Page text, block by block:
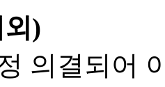
)
의결되어